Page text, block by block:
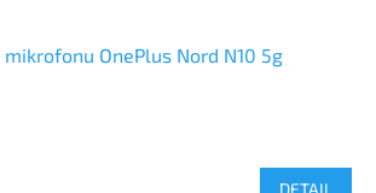
OnePlus Nord N10 5g